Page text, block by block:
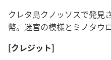
クレタ島クノッソスで発見
幣。迷宮の模様とミノタウ
[クレジット]